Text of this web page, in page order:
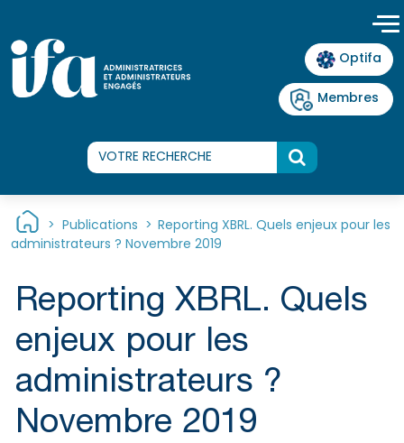
Optifa
Membres
> Publications > Reporting XBRL. Quels enjeux pour les
administrateurs ? Novembre 2019
Reporting XBRL. Quels
enjeux pour les
administrateurs ?
Novembre 2019